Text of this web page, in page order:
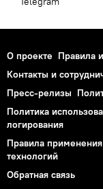
О проекте Правила
Контакты и
Пресс-релизы
Политика
логирования
Правила
технологий
Обратная связь